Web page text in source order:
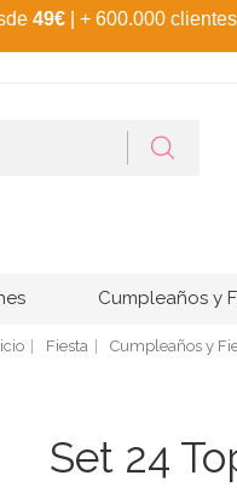
49€ | + 600.000
Cumpleaños y
Fiesta Cumpleaños y
Set 24